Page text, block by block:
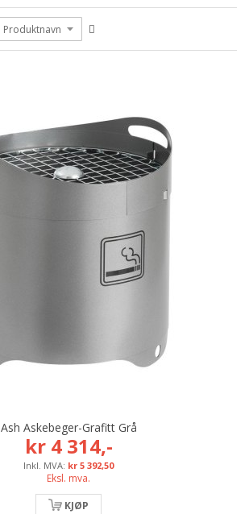
Ash Askebeger-Grafitt Grå
kr 4 314,-
kr 5 392,50
Eksl. mva.
KJØP